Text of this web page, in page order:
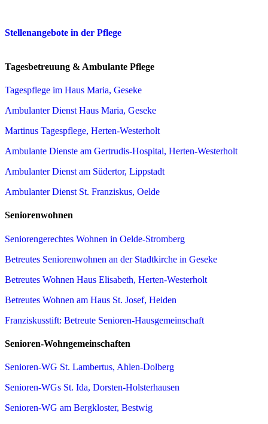
Stellenangebote in der Pflege
Tagesbetreuung & Ambulante Pflege
Tagespflege im Haus Maria, Geseke
Ambulanter Dienst Haus Maria, Geseke
Martinus Tagespflege, Herten-Westerholt
Ambulante Dienste am Gertrudis-Hospital, Herten-Westerholt
Ambulanter Dienst am Südertor, Lippstadt
Ambulanter Dienst St. Franziskus, Oelde
Seniorenwohnen
Seniorengerechtes Wohnen in Oelde-Stromberg
Betreutes Seniorenwohnen an der Stadtkirche in Geseke
Betreutes Wohnen Haus Elisabeth, Herten-Westerholt
Betreutes Wohnen am Haus St. Josef, Heiden
Franziskusstift: Betreute Senioren-Hausgemeinschaft
Senioren-Wohngemeinschaften
Senioren-WG St. Lambertus, Ahlen-Dolberg
Senioren-WGs St. Ida, Dorsten-Holsterhausen
Senioren-WG am Bergkloster, Bestwig